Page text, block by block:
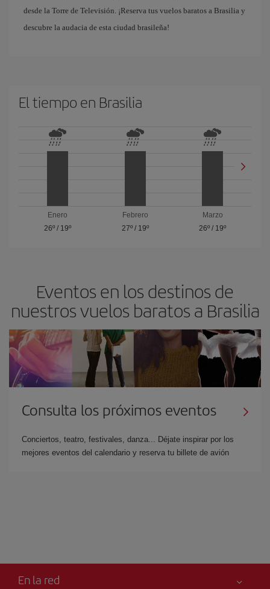
desde la Torre de Televisión. ¡Reserva tus vuelos baratos a Brasilia y
descubre la audacia de esta ciudad brasileña!
El tiempo en Brasilia
Enero
26º/ 19º
Febrero
27º/ 19º
Marzo
26º / 19º
Eventos en los destinos de
nuestros vuelos baratos a Brasilia
Consulta los próximos eventos
Conciertos, teatro, festivales, danza... Déjate inspirar por los
mejores eventos del calendario y reserva tu billete de avión
En la red